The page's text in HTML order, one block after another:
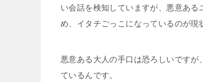
い会話を検知していますが、悪意ある
め、イタチごっこになっているのが現
悪意ある大人の手口は恐ろしいです
ているんです。